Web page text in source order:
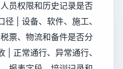
员权限和历史记录是否
| 设备、软件、施工、
票、物流和备件是否分
| 正常通行、异常通行、